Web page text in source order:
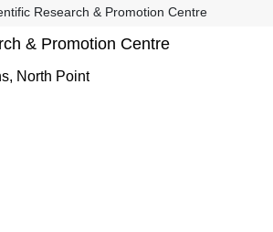
Research & Promotion Centre
& Promotion Centre
North Point